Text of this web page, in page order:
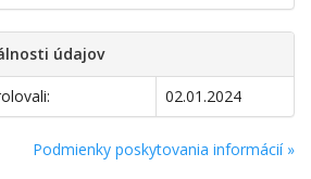
údajov
02.01.2024
Podmienky poskytovania informácií »